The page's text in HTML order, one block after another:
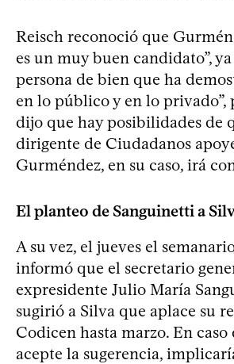
Reisch reconoció que
es un muy buen candidato”, ya
persona de bien que ha
en lo público y en lo privado”,
dijo que hay posibilidades de
dirigente de Ciudadanos
Gurméndez, en su caso, irá
El planteo de Sanguinetti a
A su vez, el jueves el
informó que el secretario
expresidente Julio María
sugirió a Silva que aplace su
Codicen hasta marzo. En
acepte la sugerencia,